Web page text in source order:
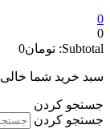
0
0
Subtotal: تومان0
سبد خرید شما
جستجو کردن
جستجو کردن